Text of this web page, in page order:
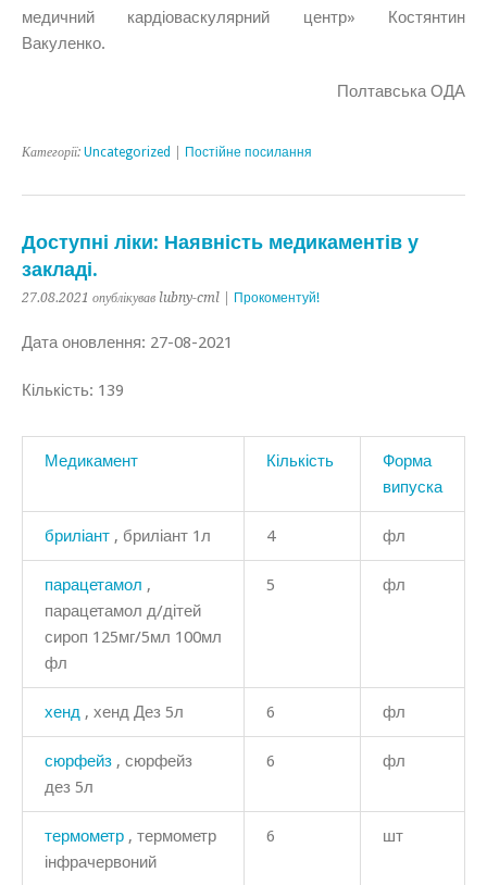
медичний кардіоваскулярний центр» Костянтин
Вакуленко.
Полтавська ОДА
Категорії: Uncategorized Постійне посилання
Доступні ліки: Наявність медикаментів у
закладі.
27.08.2021 опублікував lubny-cml | Прокоментуй!
Дата оновлення: 27-08-2021
Кількість: 139
Медикамент Кількість
Форма
випуска
бриліант , бриліант 1л 4 фл
парацетамол ,
парацетамол д/дітей
сироп 125мг/5мл 100мл
фл
5 фл
хенд , хенд Дез 5л 6 фл
сюрфейз , сюрфейз
дез 5л
6 фл
термометр , термометр
інфрачервоний
6 шт